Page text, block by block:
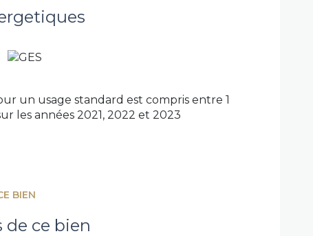
ville
son emplacement, sa distribution et sa
intérieur entièrement à votre image.
situé au cœur de Quimperlé.
un usage standard est compris entre 1
les années 2021, 2022 et 2023
BIEN
de ce bien